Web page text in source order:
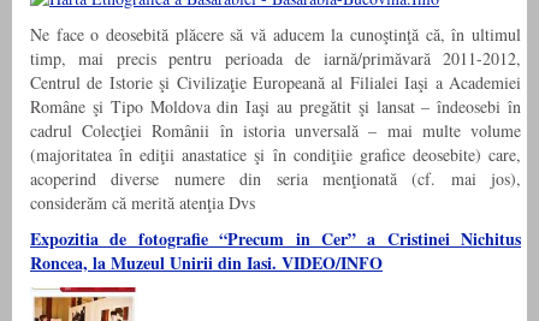
Ne face o deosebită plăcere să vă aducem la cunoştinţă că, în ultimul
timp, mai precis pentru perioada de iarnă/primăvară 2011-2012,
Centrul de Istorie şi Civilizaţie Europeană al Filialei Iaşi a Academiei
Române şi Tipo Moldova din Iaşi au pregătit şi lansat – îndeosebi în
cadrul Colecţiei Românii în istoria unversală – mai multe volume
(majoritatea în ediţii anastatice şi în condiţiie grafice deosebite) care,
acoperind diverse numere din seria menţionată (cf. mai jos),
considerăm că merită atenţia Dvs
Expozitia de fotografie “Precum in Cer” a Cristinei Nichitus
Roncea, la Muzeul Unirii din Iasi. VIDEO/INFO